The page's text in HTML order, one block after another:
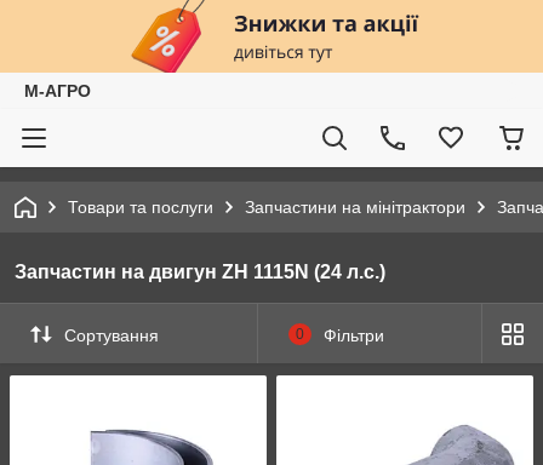
М-АГРО
Товари та послуги Запчастини на мінітрактори
Запчастин на двигун ZH 1115N (24 л.с.)
Сортування 0 Фільтри